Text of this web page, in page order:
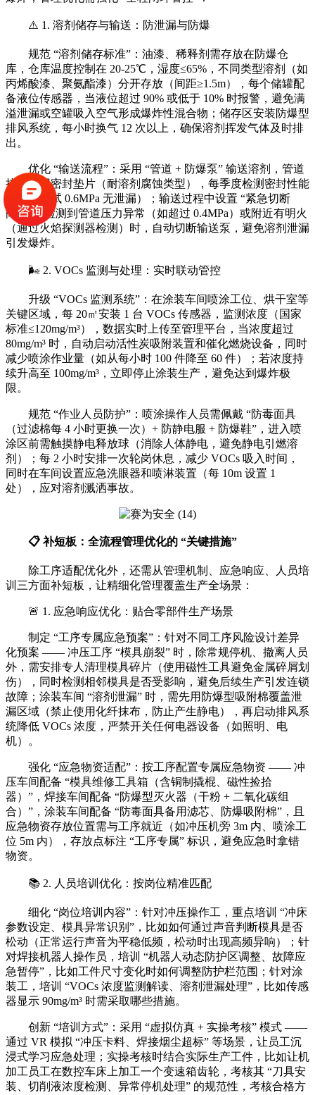
⚠️ 1. 溶剂储存与输送：防泄漏与防爆
规范 “溶剂储存标准”：油漆、稀释剂需存放在防爆仓
库，仓库温度控制在 20-25℃，湿度≤65%，不同类型溶剂（如
丙烯酸漆、聚氨酯漆）分开存放（间距≥1.5m），每个储罐配
备液位传感器，当液位超过 90% 或低于 10% 时报警，避免满
溢泄漏或空罐吸入空气形成爆炸性混合物；储存区安装防爆型
排风系统，每小时换气 12 次以上，确保溶剂挥发气体及时排
出。
优化 “输送流程”：采用 “管道 + 防爆泵” 输送溶剂，管道
接口使用密封垫片（耐溶剂腐蚀类型），每季度检测密封性能
（压力测试 0.6MPa 无泄漏）；输送过程中设置 “紧急切断
阀”，当检测到管道压力异常（如超过 0.4MPa）或附近有明火
（通过火焰探测器检测）时，自动切断输送泵，避免溶剂泄漏
引发爆炸。
🌬️ 2. VOCs 监测与处理：实时联动管控
升级 “VOCs 监测系统”：在涂装车间喷涂工位、烘干室等
关键区域，每 20㎡安装 1 台 VOCs 传感器，监测浓度（国家
标准≤120mg/m³），数据实时上传至管理平台，当浓度超过
80mg/m³ 时，自动启动活性炭吸附装置和催化燃烧设备，同时
减少喷涂作业量（如从每小时 100 件降至 60 件）；若浓度持
续升高至 100mg/m³，立即停止涂装生产，避免达到爆炸极
限。
规范 “作业人员防护”：喷涂操作人员需佩戴 “防毒面具
（过滤棉每 4 小时更换一次）+ 防静电服 + 防爆鞋”，进入喷
涂区前需触摸静电释放球（消除人体静电，避免静电引燃溶
剂）；每 2 小时安排一次轮岗休息，减少 VOCs 吸入时间，
同时在车间设置应急洗眼器和喷淋装置（每 10m 设置 1
处），应对溶剂溅洒事故。
📋 补短板：全流程管理优化的 “关键措施”
除工序适配优化外，还需从管理机制、应急响应、人员培
训三方面补短板，让精细化管理覆盖生产全场景：
🚨 1. 应急响应优化：贴合零部件生产场景
制定 “工序专属应急预案”：针对不同工序风险设计差异
化预案 —— 冲压工序 “模具崩裂” 时，除常规停机、撤离人员
外，需安排专人清理模具碎片（使用磁性工具避免金属碎屑划
伤），同时检测相邻模具是否受影响，避免后续生产引发连锁
故障；涂装车间 “溶剂泄漏” 时，需先用防爆型吸附棉覆盖泄
漏区域（禁止使用化纤抹布，防止产生静电），再启动排风系
统降低 VOCs 浓度，严禁开关任何电器设备（如照明、电
机）。
强化 “应急物资适配”：按工序配置专属应急物资 —— 冲
压车间配备 “模具维修工具箱（含铜制撬棍、磁性捡拾
器）”，焊接车间配备 “防爆型灭火器（干粉 + 二氧化碳组
合）”，涂装车间配备 “防毒面具备用滤芯、防爆吸附棉”，且
应急物资存放位置需与工序就近（如冲压机旁 3m 内、喷涂工
位 5m 内），存放点标注 “工序专属” 标识，避免应急时拿错
物资。
📚 2. 人员培训优化：按岗位精准匹配
细化 “岗位培训内容”：针对冲压操作工，重点培训 “冲床
参数设定、模具异常识别”，比如如何通过声音判断模具是否
松动（正常运行声音为平稳低频，松动时出现高频异响）；针
对焊接机器人操作员，培训 “机器人动态防护区调整、故障应
急暂停”，比如工件尺寸变化时如何调整防护栏范围；针对涂
装工，培训 “VOCs 浓度监测解读、溶剂泄漏处理”，比如传感
器显示 90mg/m³ 时需采取哪些措施。
创新 “培训方式”：采用 “虚拟仿真 + 实操考核” 模式 ——
通过 VR 模拟 “冲压卡料、焊接烟尘超标” 等场景，让员工沉
浸式学习应急处理；实操考核时结合实际生产工件，比如让机
加工员工在数控车床上加工一个变速箱齿轮，考核其 “刀具安
装、切削液浓度检测、异常停机处理” 的规范性，考核合格方